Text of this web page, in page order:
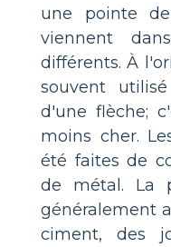
une pointe
viennent
différents. À
souvent
d'une flèche;
moins cher.
été faites de
de métal. La
généralement
ciment, des